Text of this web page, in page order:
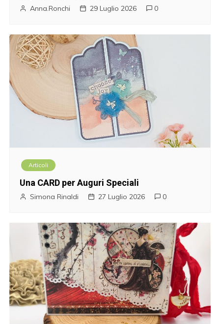
Anna.Ronchi 29 Luglio 2026 0
Articoli
Una CARD per Auguri Speciali
Simona Rinaldi 27 Luglio 2026 0